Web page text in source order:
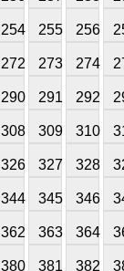
254 255 256
272 273 274
290 291 292
308 309 310
326 327 328
344 345 346
362 363 364
380 381 382